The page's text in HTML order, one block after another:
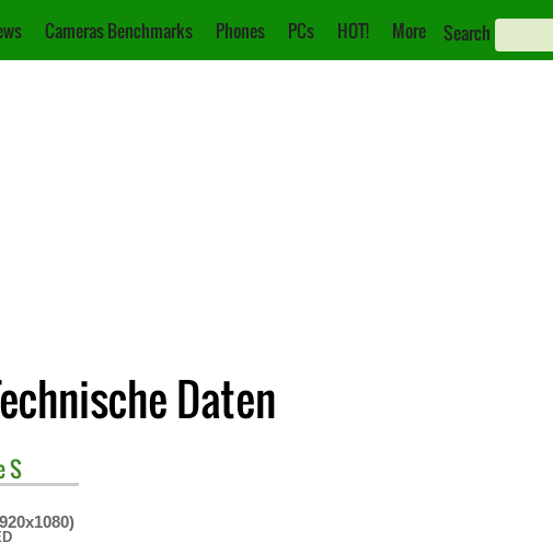
Cameras Benchmarks Phones PCs HOT! More Search
Daten
S